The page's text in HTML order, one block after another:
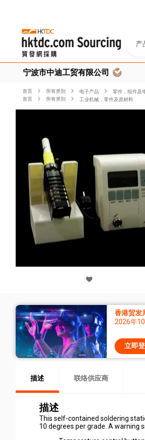
产
宁波市中迪工贸有限公司
首页 所有类別 电子产品
零件，组件及
首页
所有类別 工业机械，零件及原材料
香港贸发
2026年
立即
描述 联络供应商
描述
This self-contained soldering
10 degrees per grade. A warning